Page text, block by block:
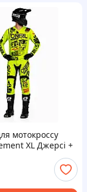
мотокроссу
XL Джерсі +
форма
мотокостюм